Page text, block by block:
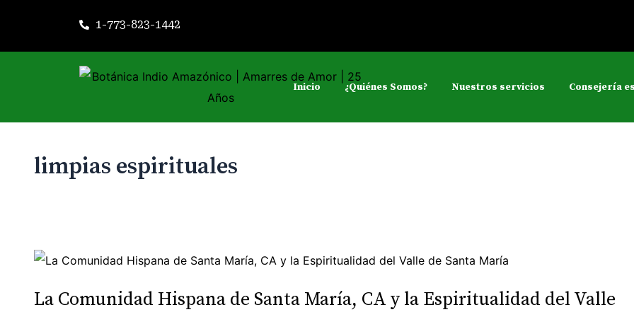
contenido
1-773-823-1442
Inicio ¿Quiénes Somos? Nuestros servicios Consejería
limpias espirituales
La Comunidad Hispana de Santa María, CA y la Espiritualidad del Valle
La
Hispana